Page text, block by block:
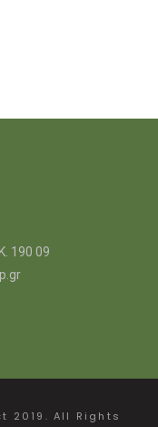
190 09
2019. All Rights